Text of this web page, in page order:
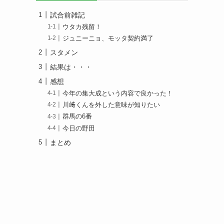
試合前雑記
ウタカ残留！
ジュニーニョ、モッタ契約満了
スタメン
結果は・・・
感想
今年の集大成という内容で良かった！
川﨑くんを外した意味が知りたい
群馬の6番
今日の野田
まとめ